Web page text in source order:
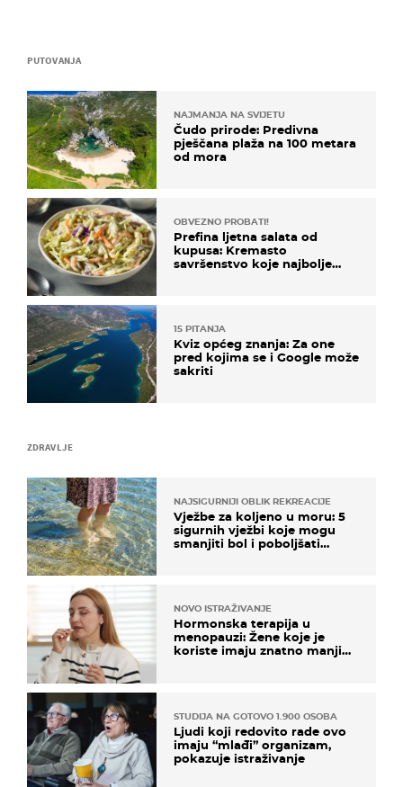
ZDRAVLJE
NAJSIGURNIJI OBLIK REKREACIJE
Vježbe za koljeno u moru: 5
sigurnih vježbi koje mogu
smanjiti bol i poboljšati
NOVO ISTRAŽIVANJE
Hormonska terapija u
menopauzi: Žene koje je
koriste imaju znatno manji
STUDIJA NA GOTOVO 1.900 OSOBA
Ljudi koji redovito rade ovo
imaju “mlađi” organizam,
pokazuje istraživanje
PUTOVANJA
NAJMANJA NA SVIJETU
Čudo prirode: Predivna
pješčana plaža na 100 metara
od mora
OBVEZNO PROBATI!
Prefina ljetna salata od
kupusa: Kremasto
savršenstvo koje najbolje
15 PITANJA
Kviz općeg znanja: Za one
pred kojima se i Google može
sakriti